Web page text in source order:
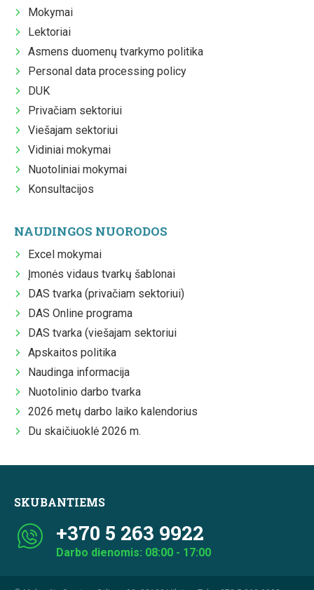
Mokymai
Lektoriai
Asmens duomenų tvarkymo politika
Personal data processing policy
DUK
Privačiam sektoriui
Viešajam sektoriui
Vidiniai mokymai
Nuotoliniai mokymai
Konsultacijos
NAUDINGOS NUORODOS
Excel mokymai
Įmonės vidaus tvarkų šablonai
DAS tvarka (privačiam sektoriui)
DAS Online programa
DAS tvarka (viešajam sektoriui
Apskaitos politika
Naudinga informacija
Nuotolinio darbo tvarka
2026 metų darbo laiko kalendorius
Du skaičiuoklė 2026 m.
SKUBANTIEMS
+370 5 263 9922
Darbo dienomis: 08:00 - 17:00